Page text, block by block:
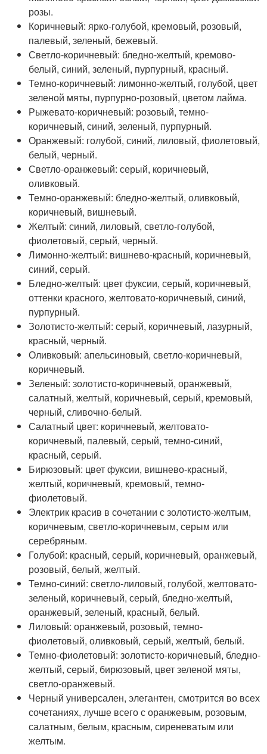
розы.
Коричневый: ярко-голубой, кремовый, розовый,
палевый, зеленый, бежевый.
Светло-коричневый: бледно-желтый, кремово-
белый, синий, зеленый, пурпурный, красный.
Темно-коричневый: лимонно-желтый, голубой, цвет
зеленой мяты, пурпурно-розовый, цветом лайма.
Рыжевато-коричневый: розовый, темно-
коричневый, синий, зеленый, пурпурный.
Оранжевый: голубой, синий, лиловый, фиолетовый,
белый, черный.
Светло-оранжевый: серый, коричневый,
оливковый.
Темно-оранжевый: бледно-желтый, оливковый,
коричневый, вишневый.
Желтый: синий, лиловый, светло-голубой,
фиолетовый, серый, черный.
Лимонно-желтый: вишнево-красный, коричневый,
синий, серый.
Бледно-желтый: цвет фуксии, серый, коричневый,
оттенки красного, желтовато-коричневый, синий,
пурпурный.
Золотисто-желтый: серый, коричневый, лазурный,
красный, черный.
Оливковый: апельсиновый, светло-коричневый,
коричневый.
Зеленый: золотисто-коричневый, оранжевый,
салатный, желтый, коричневый, серый, кремовый,
черный, сливочно-белый.
Салатный цвет: коричневый, желтовато-
коричневый, палевый, серый, темно-синий,
красный, серый.
Бирюзовый: цвет фуксии, вишнево-красный,
желтый, коричневый, кремовый, темно-
фиолетовый.
Электрик красив в сочетании с золотисто-желтым,
коричневым, светло-коричневым, серым или
серебряным.
Голубой: красный, серый, коричневый, оранжевый,
розовый, белый, желтый.
Темно-синий: светло-лиловый, голубой, желтовато-
зеленый, коричневый, серый, бледно-желтый,
оранжевый, зеленый, красный, белый.
Лиловый: оранжевый, розовый, темно-
фиолетовый, оливковый, серый, желтый, белый.
Темно-фиолетовый: золотисто-коричневый, бледно-
желтый, серый, бирюзовый, цвет зеленой мяты,
светло-оранжевый.
Черный универсален, элегантен, смотрится во всех
сочетаниях, лучше всего с оранжевым, розовым,
салатным, белым, красным, сиреневатым или
желтым.